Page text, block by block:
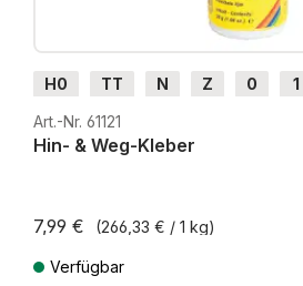
H0 TT N Z 0 1
H0e
Art.-Nr. 61121
Hin- & Weg-Kleber
7,99 € (266,33 € / 1 kg)
Verfügbar